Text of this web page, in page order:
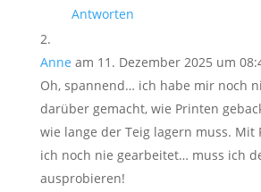
Antworten
Anne am 11. Dezember 2025 um
Oh, spannend… ich habe mir noch
darüber gemacht, wie Printen
wie lange der Teig lagern muss. Mit
ich noch nie gearbeitet… muss ich
ausprobieren!